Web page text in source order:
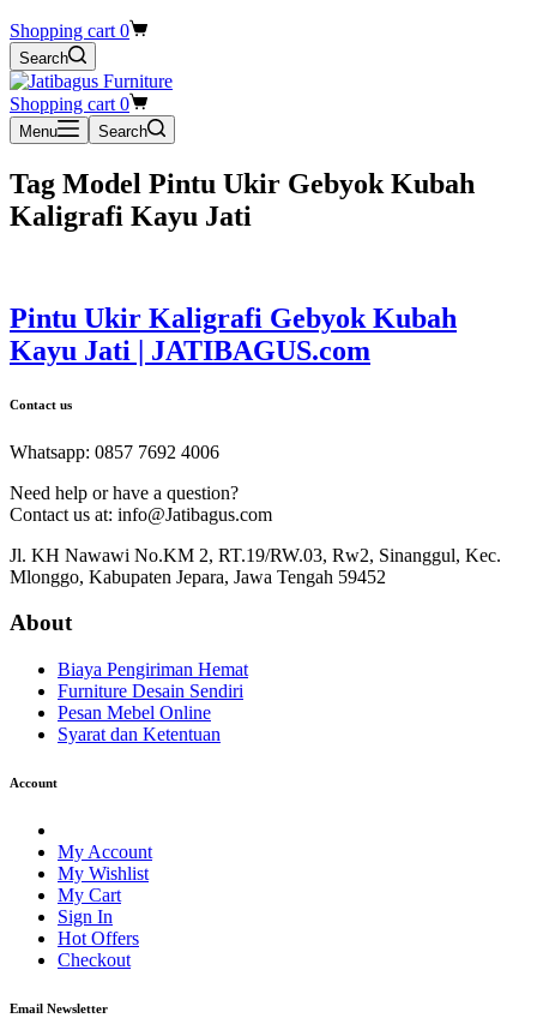
Shopping cart 0
Search
Shopping cart 0
Menu Search
Tag Model Pintu Ukir Gebyok Kubah
Kaligrafi Kayu Jati
Pintu Ukir Kaligrafi Gebyok Kubah
Kayu Jati | JATIBAGUS.com
Contact us
Whatsapp: 0857 7692 4006
Need help or have a question?
Contact us at: info@Jatibagus.com
Jl. KH Nawawi No.KM 2, RT.19/RW.03, Rw2, Sinanggul, Kec.
Mlonggo, Kabupaten Jepara, Jawa Tengah 59452
About
Biaya Pengiriman Hemat
Furniture Desain Sendiri
Pesan Mebel Online
Syarat dan Ketentuan
Account
My Account
My Wishlist
My Cart
Sign In
Hot Offers
Checkout
Email Newsletter